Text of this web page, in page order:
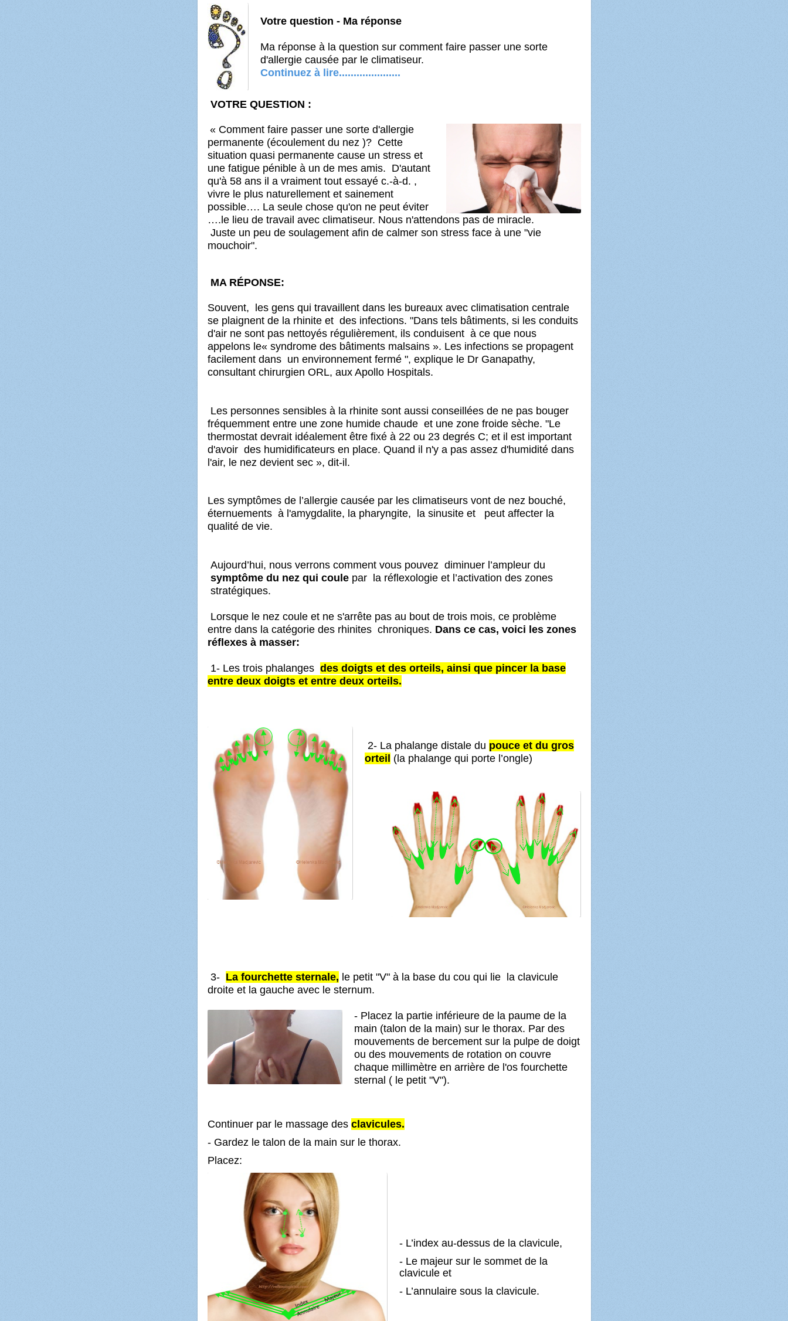
Votre question - Ma réponse
Ma réponse à la question sur comment faire passer une sorte
d'allergie causée par le climatiseur.
Continuez à lire.....................
VOTRE QUESTION :
« Comment faire passer une sorte d'allergie
permanente (écoulement du nez )? Cette
situation quasi permanente cause un stress et
une fatigue pénible à un de mes amis. D'autant
qu'à 58 ans il a vraiment tout essayé c.-à-d. ,
vivre le plus naturellement et sainement
possible…. La seule chose qu'on ne peut éviter
….le lieu de travail avec climatiseur. Nous n'attendons pas de miracle.
Juste un peu de soulagement afin de calmer son stress face à une "vie
mouchoir".
MA RÉPONSE:
Souvent, les gens qui travaillent dans les bureaux avec climatisation centrale
se plaignent de la rhinite et des infections. "Dans tels bâtiments, si les conduits
d'air ne sont pas nettoyés régulièrement, ils conduisent à ce que nous
appelons le« syndrome des bâtiments malsains ». Les infections se propagent
facilement dans un environnement fermé ", explique le Dr Ganapathy,
consultant chirurgien ORL, aux Apollo Hospitals.
Les personnes sensibles à la rhinite sont aussi conseillées de ne pas bouger
fréquemment entre une zone humide chaude et une zone froide sèche. "Le
thermostat devrait idéalement être fixé à 22 ou 23 degrés C; et il est important
d'avoir des humidificateurs en place. Quand il n'y a pas assez d'humidité dans
l'air, le nez devient sec », dit-il.
Les symptômes de l’allergie causée par les climatiseurs vont de nez bouché,
éternuements à l'amygdalite, la pharyngite, la sinusite et peut affecter la
qualité de vie.
Aujourd’hui, nous verrons comment vous pouvez diminuer l’ampleur du
symptôme du nez qui coule par la réflexologie et l’activation des zones
stratégiques.
Lorsque le nez coule et ne s'arrête pas au bout de trois mois, ce problème
entre dans la catégorie des rhinites chroniques. Dans ce cas, voici les zones
réflexes à masser:
1- Les trois phalanges des doigts et des orteils, ainsi que pincer la base
entre deux doigts et entre deux orteils.
2- La phalange distale du pouce et du gros
orteil (la phalange qui porte l’ongle)
3- La fourchette sternale, le petit "V" à la base du cou qui lie la clavicule
droite et la gauche avec le sternum.
- Placez la partie inférieure de la paume de la
main (talon de la main) sur le thorax. Par des
mouvements de bercement sur la pulpe de doigt
ou des mouvements de rotation on couvre
chaque millimètre en arrière de l'os fourchette
sternal ( le petit "V").
Continuer par le massage des clavicules.
- Gardez le talon de la main sur le thorax.
Placez:
- L’index au-dessus de la clavicule,
- Le majeur sur le sommet de la
clavicule et
- L’annulaire sous la clavicule.